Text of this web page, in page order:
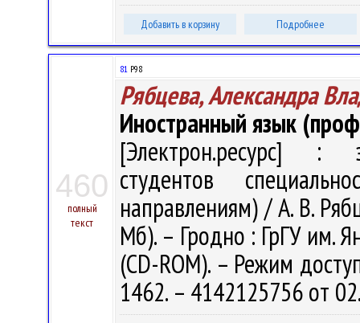
Добавить в корзину Подробнее
460
полный
текст
81 Р98
Рябцева, Александра
Иностранный язык
[Электрон.ресурс] :
студентов
направлениям) / А. В.
Мб). – Гродно : ГрГУ им.
(CD-ROM). – Режим
1462. – 4142125756 от